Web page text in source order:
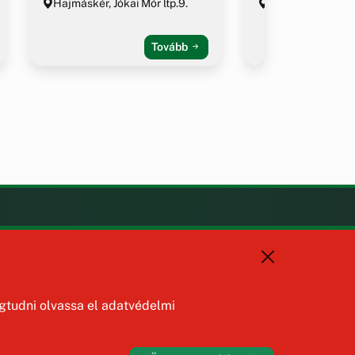
Hajmáskér, Jókai Mór ltp.9.
Tovább
KAPCSOLAT
8192 Hajmáskér, Kossuth Lajos
olvassa el adatvédelmi